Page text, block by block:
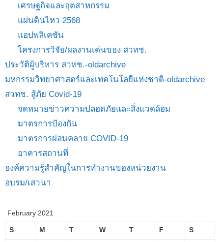
เศรษฐกิจและอุตสาหกรรม
แผ่นดินไหว 2568
แอปพลิเคชัน
โครงการวิจัย/ผลงานเด่นของ สวทช.
ประวัติผู้บริหาร สวทช.-oldarchive
มหกรรมวิทยาศาสตร์และเทคโนโลยีแห่งชาติ-oldarchive
สวทช. สู้ภัย Covid-19
จดหมายข่าวความปลอดภัยและสิ่งแวดล้อม
มาตรการป้องกัน
มาตรการผ่อนคลาย COVID-19
อาคารสถานที่
องค์ความรู้สำคัญในการทำงานของหน่วยงาน
อบรม/เสวนา
February 2021
S M T W T F S